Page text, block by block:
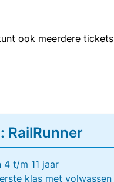
ook meerdere tickets
RailRunner
4 t/m 11 jaar
klas met volwassen